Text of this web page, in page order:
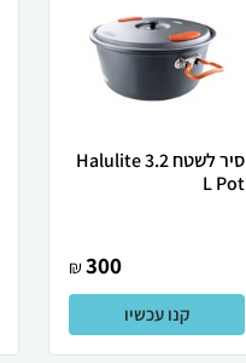
סיר לשטח Halulite 3.2
L Pot
300
₪
קנו עכשיו